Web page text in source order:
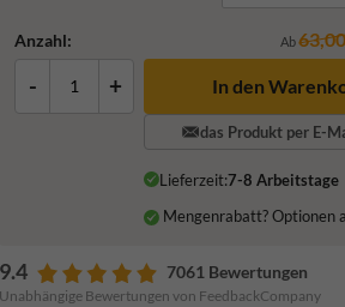
Anzahl: Ab63,00
- + In den
das Produkt per E-
Lieferzeit:7-8 Arbeitstage
Mengenrabatt? Optionen
9.4 7061 Bewertungen
Unabhängige Bewertungen von FeedbackCompany